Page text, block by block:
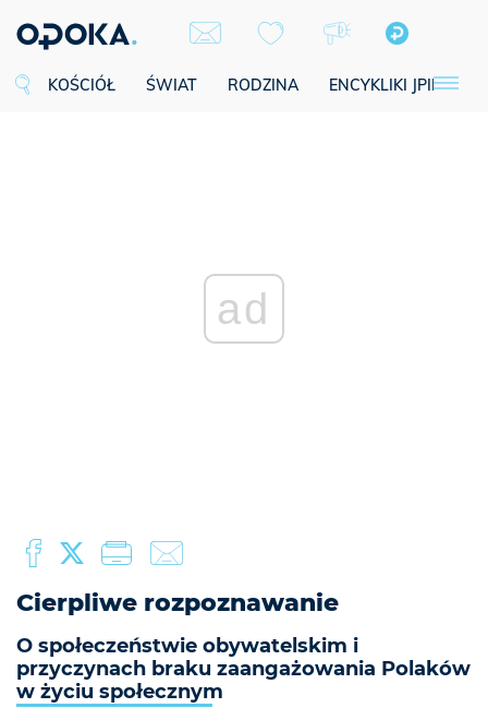
KOŚCIÓŁ ŚWIAT RODZINA ENCYKLIKI JPII
ad
Cierpliwe rozpoznawanie
O społeczeństwie obywatelskim i
przyczynach braku zaangażowania Polaków
w życiu społecznym